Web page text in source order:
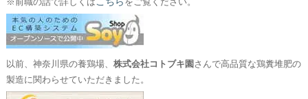
※前職の話で詳しくは
をご覧ください。
以前、神奈川県の養鶏場、 株式会社コトブキ園 さんで高品質な鶏糞堆肥の
製造に関わらせていただきました。